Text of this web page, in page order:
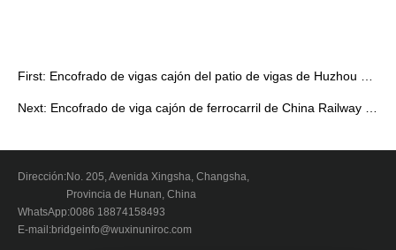
First: Encofrado de vigas cajón del patio de vigas de Huzhou del Ferrocarril H…
Next: Encofrado de viga cajón de ferrocarril de China Railway Four Bureau Fux…
Dirección:No. 205, Avenida Xingsha, Changsha,
Provincia de Hunan, China
WhatsApp:0086 18874158493
E-mail:bridgeinfo@wuxinuniroc.com